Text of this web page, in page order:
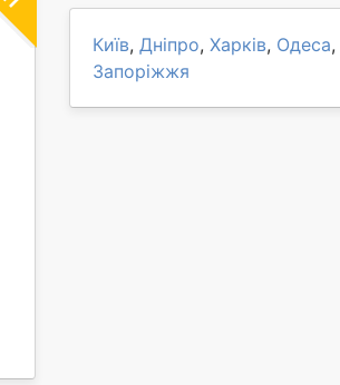
Київ, Дніпро, Харків, Одеса,
Запоріжжя